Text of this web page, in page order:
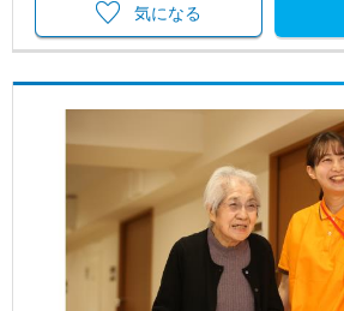
気になる